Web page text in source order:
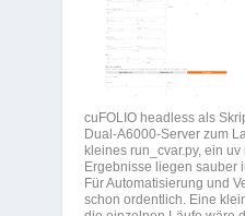
cuFOLIO headless als
Dual-A6000-Server zum
kleines run_cvar.py, ein uv
Ergebnisse liegen sauber
Für Automatisierung und
schon ordentlich. Eine